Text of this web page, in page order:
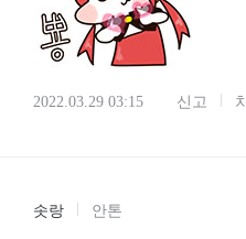
2022.03.29 03:15 신고
솟랑 안톤